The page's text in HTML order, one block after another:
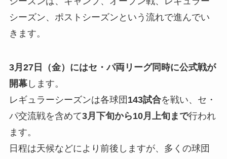
シーズン、ポストシーズンという流れで進んでい
きます。
3月27日（金）にはセ・パ両リーグ同時に公式戦が
開幕します。
レギュラーシーズンは各球団 143試合を戦い、セ・
パ交流戦を含めて3月下旬から10月上旬まで行われ
ます。
日程は天候などにより前後しますが、多くの球団